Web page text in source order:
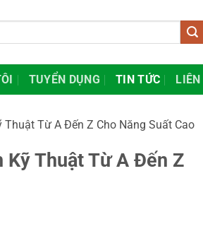
TUYỂN DỤNG TIN TỨC LIÊN
Từ A Đến Z Cho Năng Suất Cao
Kỹ Thuật Từ A Đến Z